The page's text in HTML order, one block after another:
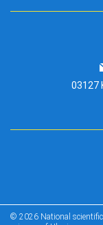
03127
© 2026 National